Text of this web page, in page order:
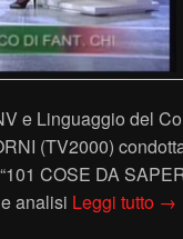
e Linguaggio del
(TV2000)
COSE DA
analisi Leggi tutto →